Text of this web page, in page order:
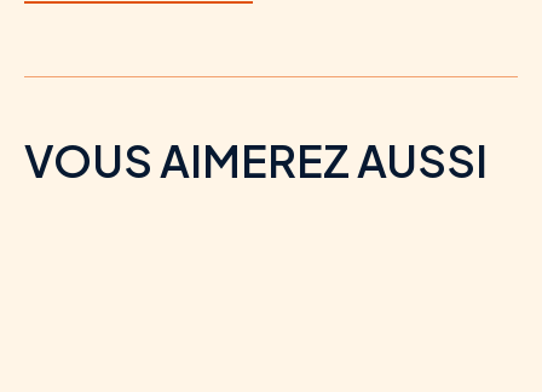
VOUS AIMEREZ AUSSI